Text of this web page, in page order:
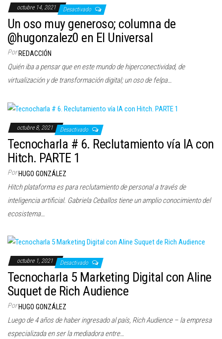
octubre 14, 2021 Desactivado
Un oso muy generoso; columna de
@hugonzalez0 en El Universal
Por REDACCIÓN
Quién iba a pensar que en este mundo de hiperconectividad, de
virtualización y de transformación digital; un oso de felpa…
octubre 8, 2021 Desactivado
Tecnocharla # 6. Reclutamiento vía IA con
Hitch. PARTE 1
Por HUGO GONZÁLEZ
Hitch plataforma es para reclutamiento de personal a través de
inteligencia artificial. Gabriela Ceballos tiene un amplio conocimiento del
ecosistema…
octubre 1, 2021 Desactivado
Tecnocharla 5 Marketing Digital con Aline
Suquet de Rich Audience
Por HUGO GONZÁLEZ
Luego de 4 años de haber ingresado al país, Rich Audience – la empresa
especializada en ser la mediadora entre…